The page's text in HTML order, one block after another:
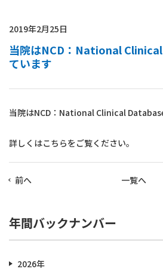
2019年2月25日
当院はNCD：National
ています
当院はNCD：National Clinical
詳しくはこちらをご覧ください。
前へ 一覧へ
年間バックナンバー
2026年